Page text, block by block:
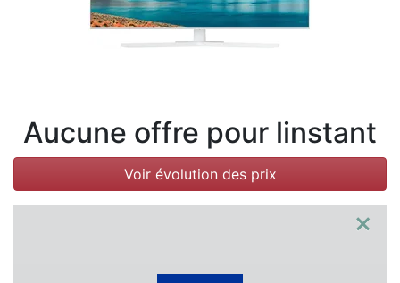
Aucune offre pour linstant
Voir évolution des prix
×